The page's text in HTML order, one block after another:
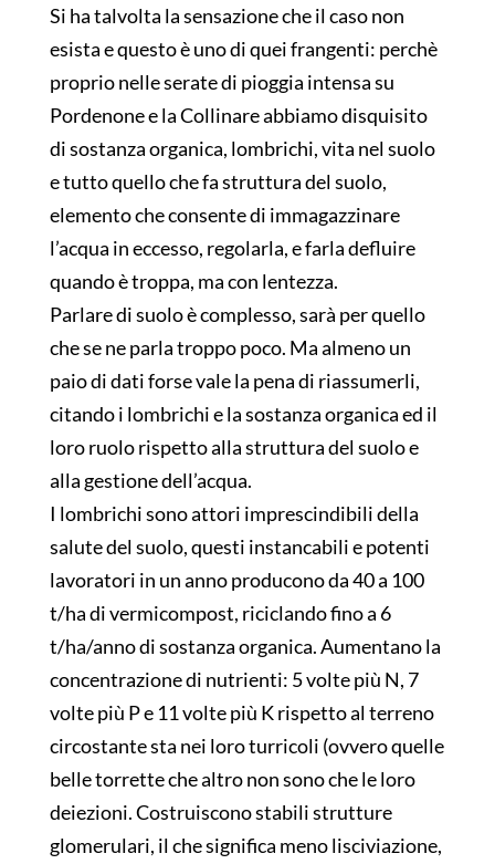
Si ha talvolta la sensazione che il caso non
esista e questo è uno di quei frangenti: perchè
proprio nelle serate di pioggia intensa su
Pordenone e la Collinare abbiamo disquisito
di sostanza organica, lombrichi, vita nel suolo
e tutto quello che fa struttura del suolo,
elemento che consente di immagazzinare
l’acqua in eccesso, regolarla, e farla defluire
quando è troppa, ma con lentezza.
Parlare di suolo è complesso, sarà per quello
che se ne parla troppo poco. Ma almeno un
paio di dati forse vale la pena di riassumerli,
citando i lombrichi e la sostanza organica ed il
loro ruolo rispetto alla struttura del suolo e
alla gestione dell’acqua.
I lombrichi sono attori imprescindibili della
salute del suolo, questi instancabili e potenti
lavoratori in un anno producono da 40 a 100
t/ha di vermicompost, riciclando fino a 6
t/ha/anno di sostanza organica. Aumentano la
concentrazione di nutrienti: 5 volte più N, 7
volte più P e 11 volte più K rispetto al terreno
circostante sta nei loro turricoli (ovvero quelle
belle torrette che altro non sono che le loro
deiezioni. Costruiscono stabili strutture
glomerulari, il che significa meno lisciviazione,